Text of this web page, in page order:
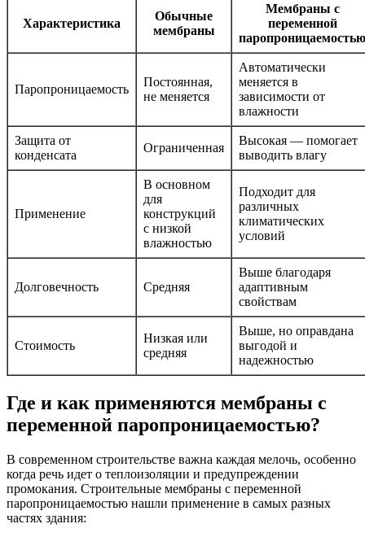
Характеристика
Обычные
мембраны
Мембраны с
переменной
паропроницаемостью
Паропроницаемость
Постоянная,
не меняется
Автоматически
меняется в
зависимости от
влажности
Защита от
конденсата
Ограниченная
Высокая — помогает
выводить влагу
Применение
В основном
для
конструкций
с низкой
влажностью
Подходит для
различных
климатических
условий
Долговечность Средняя
Выше благодаря
адаптивным
свойствам
Стоимость
Низкая или
средняя
Выше, но оправдана
выгодой и
надежностью
Где и как применяются мембраны с
переменной паропроницаемостью?
В современном строительстве важна каждая мелочь, особенно
когда речь идет о теплоизоляции и предупреждении
промокания. Строительные мембраны с переменной
паропроницаемостью нашли применение в самых разных
частях здания: